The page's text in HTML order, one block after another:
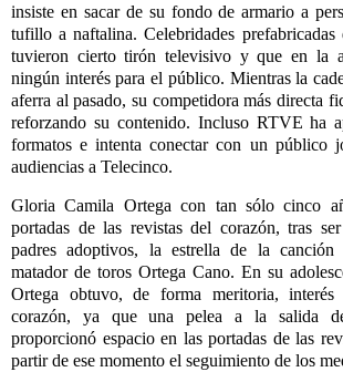
insiste en sacar de su fondo de armario a
tufillo a naftalina. Celebridades prefabricadas
tuvieron cierto tirón televisivo y que en la
ningún interés para el público. Mientras la
aferra al pasado, su competidora más directa
reforzando su contenido. Incluso RTVE ha
formatos e intenta conectar con un público
audiencias a Telecinco.
Gloria Camila Ortega con tan sólo cinco
portadas de las revistas del corazón, tras
padres adoptivos, la estrella de la
matador de toros Ortega Cano. En su
Ortega obtuvo, de forma meritoria,
corazón, ya que una pelea a la salida
proporcionó espacio en las portadas de las
partir de ese momento el seguimiento de los